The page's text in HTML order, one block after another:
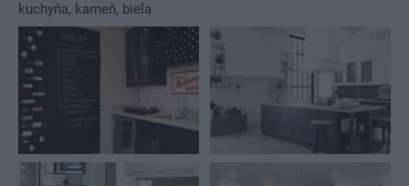
kuchyňa, kameň, biela